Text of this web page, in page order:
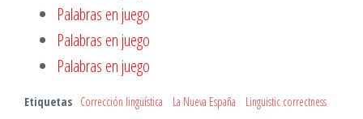
Palabras en juego
Palabras en juego
Palabras en juego
Etiquetas Corrección lingüística La Nueva España
Linguistic correctness